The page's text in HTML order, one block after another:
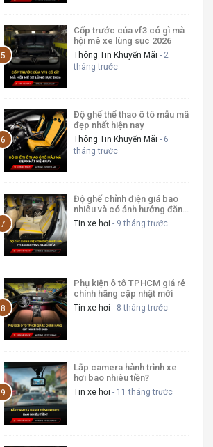
Cốp trước của vf3 có gì mà
hội mê xe lùng sục 2026
Thông Tin Khuyến Mãi - 2
tháng trước
Độ ghế thể thao ô tô mẫu mã
đẹp nhất hiện nay
Thông Tin Khuyến Mãi - 6
tháng trước
Độ ghế chỉnh điện giá bao
nhiêu và có ảnh hưởng đăng
kiểm
Tin xe hơi - 9 tháng trước
Phụ kiện ô tô TPHCM giá rẻ
chính hãng cập nhật mới
Tin xe hơi - 8 tháng trước
Lắp camera hành trình xe
hơi bao nhiêu tiền?
Tin xe hơi - 11 tháng trước